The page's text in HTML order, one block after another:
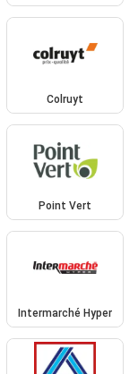
Colruyt
Point Vert
Intermarché Hyper